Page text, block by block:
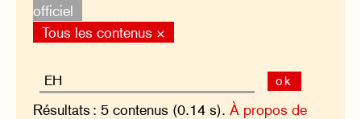
officiel
Tous les contenus ×
ok
Résultats : 5 contenus (0.14 s).À propos de